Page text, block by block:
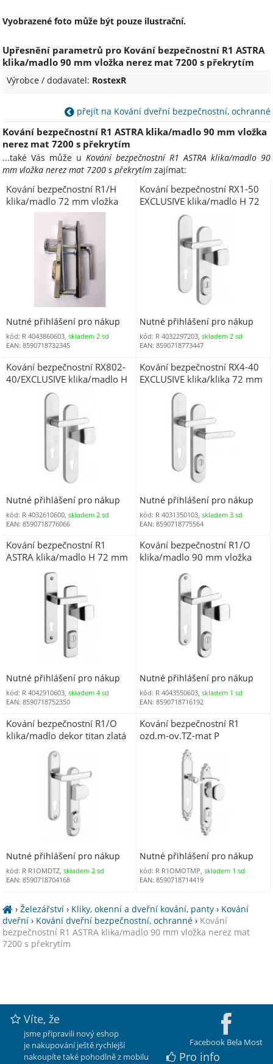
Vyobrazené foto může být pouze ilustrační.
Upřesnění parametrů pro Kování bezpečnostní R1 ASTRA
klika/madlo 90 mm vložka nerez mat 7200 s překrytím
Výrobce / dodavatel: RostexR
přejít na Kování dveřní bezpečnostní, ochranné
Kování bezpečnostní R1 ASTRA klika/madlo 90 mm vložka
nerez mat 7200 s překrytím
...také Vás může uKování bezpečnostní R1 ASTRA klika/madlo 90
mm vložka nerez mat 7200 s překrytím zajímat:
Kování bezpečnostní R1/H
klika/madlo 72 mm vložka
chrom nerez 0100 s
překrytím (R R172MBV)
Nutné přihlášení pro nákup
kód: R 4043860603, skladem 2 sd
EAN: 8590718732345
Kování bezpečnostní RX1-50
EXCLUSIVE klika/madlo H 72
mm vložka nerez mat 7200 s
překrytím
Nutné přihlášení pro nákup
kód: R 4032297203,skladem 2 sd
EAN: 8590718773447
Kování bezpečnostní RX802-
40/EXCLUSIVE klika/madlo H
72 mm vložka chrom nerez
0100 (R RX80272OM)
Nutné přihlášení pro nákup
kód: R 4032610600, skladem 2 sd
EAN: 8590718776066
Kování bezpečnostní RX4-40
EXCLUSIVE klika/klika 72 mm
vložka chrom nerez 0100 s
překrytím
Nutné přihlášení pro nákup
kód: R 4031350103,skladem 3 sd
EAN: 8590718775564
Kování bezpečnostní R1
ASTRA klika/madlo H 72 mm
vložka chrom nerez 0100 (R
R17AMCBV)
Nutné přihlášení pro nákup
kód: R 4042910603, skladem 4 sd
EAN: 8590718752350
Kování bezpečnostní R1/O
klika/madlo 90 mm vložka
4043550M)
Nutné přihlášení pro nákup
kód: R 4043550603,skladem 1 sd
EAN: 8590718716192
Kování bezpečnostní R1/O
klika/madlo dekor titan zlatá
Nutné přihlášení pro nákup
kód: R R1OMDTZ, skladem 2 sd
EAN: 8590718704168
Kování bezpečnostní R1
ozd.m-ov.TZ-mat P
Nutné přihlášení pro nákup
kód: R R1OMOTMP,skladem 1 sd
EAN: 8590718714419
›Železářství › Kliky, okenní a dveřní kování, panty › Kování
dveřní › Kování dveřní bezpečnostní, ochranné › Kování
bezpečnostní R1 ASTRA klika/madlo 90 mm vložka nerez mat
7200 s překrytím
Facebook Bela Most
Víte, že
jsme připravili nový eshop
je nakupování ještě rychlejší
nakoupíte také pohodlně z mobilu
Pro info